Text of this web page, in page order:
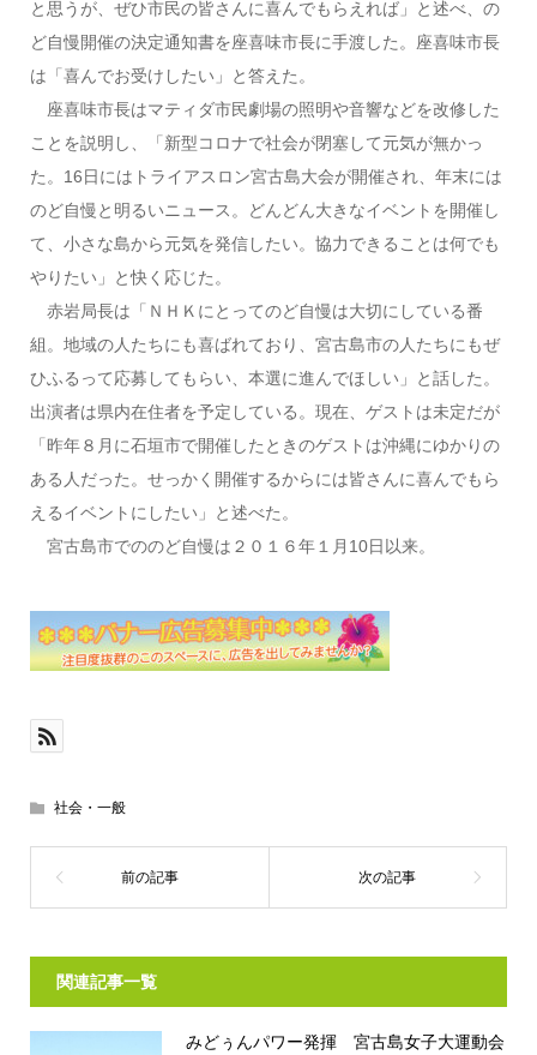
と思うが、ぜひ市民の皆さんに喜んでもらえれば」と述べ、の
ど自慢開催の決定通知書を座喜味市長に手渡した。座喜味市長
は「喜んでお受けしたい」と答えた。
座喜味市長はマティダ市民劇場の照明や音響などを改修した
ことを説明し、「新型コロナで社会が閉塞して元気が無かっ
た。16日にはトライアスロン宮古島大会が開催され、年末には
のど自慢と明るいニュース。どんどん大きなイベントを開催し
て、小さな島から元気を発信したい。協力できることは何でも
やりたい」と快く応じた。
赤岩局長は「ＮＨＫにとってのど自慢は大切にしている番
組。地域の人たちにも喜ばれており、宮古島市の人たちにもぜ
ひふるって応募してもらい、本選に進んでほしい」と話した。
出演者は県内在住者を予定している。現在、ゲストは未定だが
「昨年８月に石垣市で開催したときのゲストは沖縄にゆかりの
ある人だった。せっかく開催するからには皆さんに喜んでもら
えるイベントにしたい」と述べた。
宮古島市でののど自慢は２０１６年１月10日以来。
社会・一般
関連記事一覧
みどぅんパワー発揮 宮古島女子大運動会